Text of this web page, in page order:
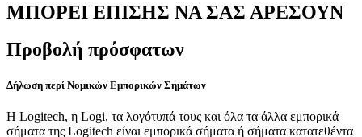
ΜΠΟΡΕΙ ΕΠΙΣΗΣ ΝΑ ΣΑΣ ΑΡΕΣΟΥΝ
Προβολή πρόσφατων
Δήλωση περί Νομικών Εμπορικών Σημάτων
Η Logitech, η Logi, τα λογότυπά τους και όλα τα άλλα εμπορικά
σήματα της Logitech είναι εμπορικά σήματα ή σήματα κατατεθέντα